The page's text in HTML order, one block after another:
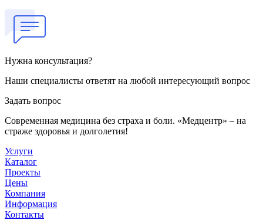
Нужна консультация?
Наши специалисты ответят на любой интересующий вопрос
Задать вопрос
Современная медицина без страха и боли. «Медцентр» – на
страже здоровья и долголетия!
Услуги
Каталог
Проекты
Цены
Компания
Информация
Контакты